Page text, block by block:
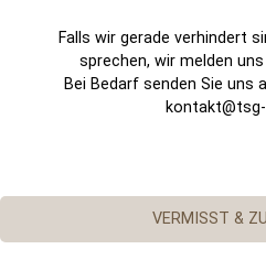
Falls wir gerade verhindert
sprechen, wir melden
Bei Bedarf senden Sie uns
VERMISST &